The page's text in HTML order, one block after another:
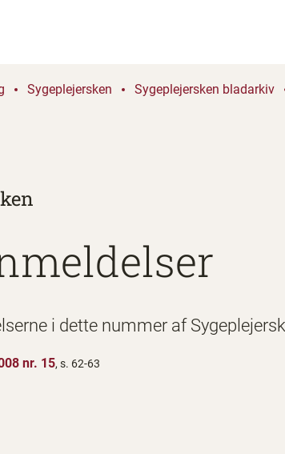
Sygeplejersken Sygeplejersken bladarkiv
i dette nummer af
nr. 15, s. 62-63